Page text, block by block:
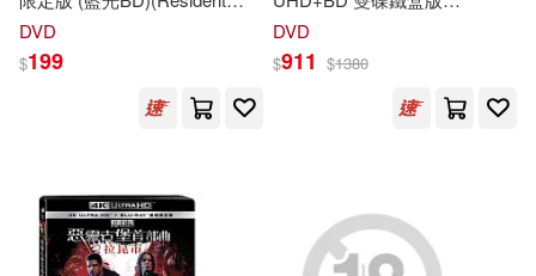
Evil: Retribution)
DVD
$199
(Resident Evil: Welcome To
Steelbook)
DVD
$911 $1380